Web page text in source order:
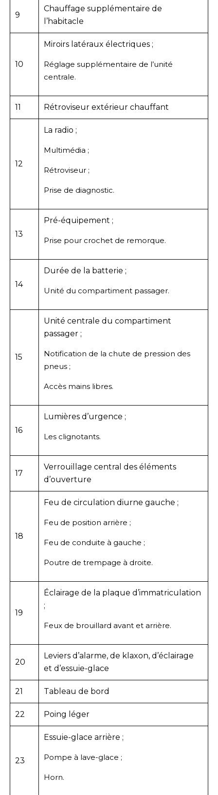
9
Chauffage supplémentaire de
l’habitacle
10
Miroirs latéraux électriques ;
Réglage supplémentaire de l’unité
centrale.
11 Rétroviseur extérieur chauffant
12
La radio ;
Multimédia ;
Rétroviseur ;
Prise de diagnostic.
13
Pré-équipement ;
Prise pour crochet de remorque.
14
Durée de la batterie ;
Unité du compartiment passager.
15
Unité centrale du compartiment
passager ;
Notification de la chute de pression des
pneus ;
Accès mains libres.
16
Lumières d’urgence ;
Les clignotants.
17
Verrouillage central des éléments
d’ouverture
18
Feu de circulation diurne gauche ;
Feu de position arrière ;
Feu de conduite à gauche ;
Poutre de trempage à droite.
19
Éclairage de la plaque d’immatriculation
;
Feux de brouillard avant et arrière.
20
Leviers d’alarme, de klaxon, d’éclairage
et d’essuie-glace
21 Tableau de bord
22 Poing léger
23
Essuie-glace arrière ;
Pompe à lave-glace ;
Horn.